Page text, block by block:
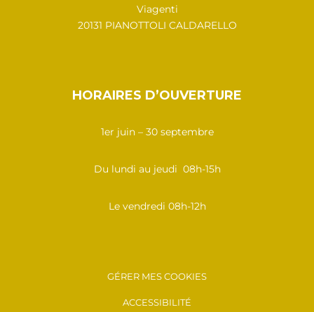
Viagenti
20131 PIANOTTOLI CALDARELLO
HORAIRES D’OUVERTURE
1er juin – 30 septembre
Du lundi au jeudi 08h-15h
Le vendredi 08h-12h
GÉRER MES COOKIES
ACCESSIBILITÉ